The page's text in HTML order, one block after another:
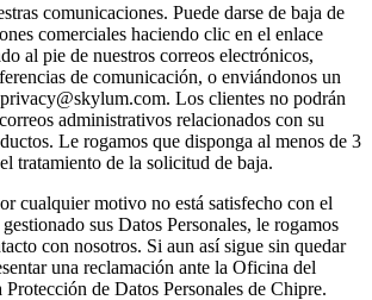
comunicaciones. Puede darse de baja de
comerciales haciendo clic en el enlace
al pie de nuestros correos electrónicos,
de comunicación, o enviándonos un
Los clientes no podrán
administrativos relacionados con su
Le rogamos que disponga al menos de 3
tratamiento de la solicitud de baja.
cualquier motivo no está satisfecho con el
sus Datos Personales, le rogamos
con nosotros. Si aun así sigue sin quedar
una reclamación ante la Oficina del
de Datos Personales de Chipre.